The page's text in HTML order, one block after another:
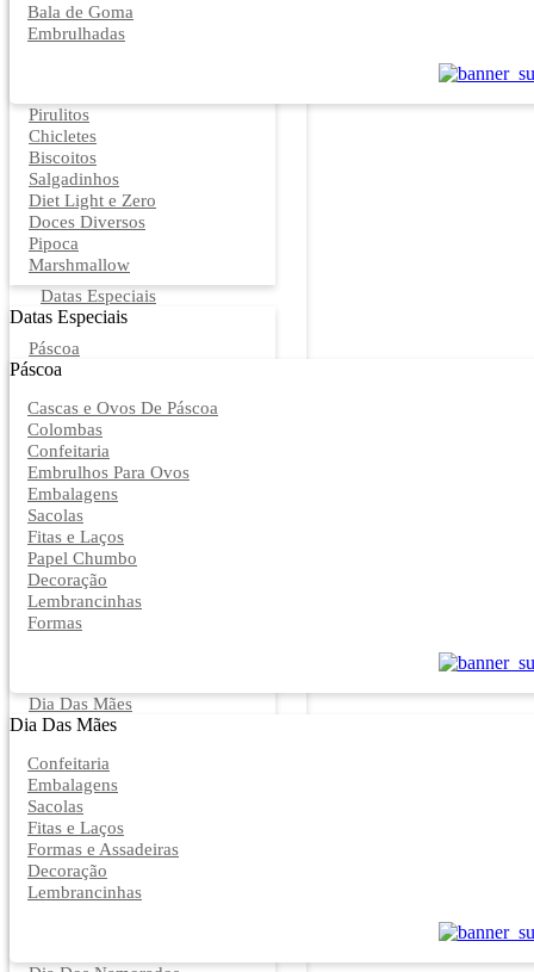
Bala de Goma
Embrulhadas
Pirulitos
Chicletes
Biscoitos
Salgadinhos
Diet Light e Zero
Doces Diversos
Pipoca
Marshmallow
Datas Especiais
Datas Especiais
Páscoa
Páscoa
Cascas e Ovos De Páscoa
Colombas
Confeitaria
Embrulhos Para Ovos
Embalagens
Sacolas
Fitas e Laços
Papel Chumbo
Decoração
Lembrancinhas
Formas
Dia Das Mães
Dia Das Mães
Confeitaria
Embalagens
Sacolas
Fitas e Laços
Formas e Assadeiras
Decoração
Lembrancinhas